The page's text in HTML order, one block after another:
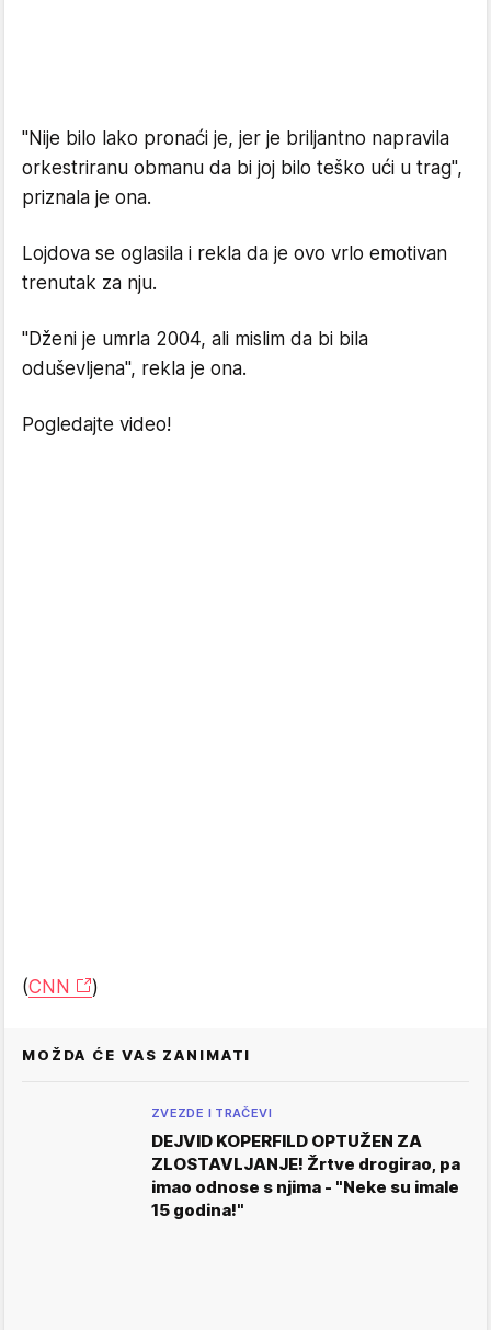
"Nije bilo lako pronaći je, jer je briljantno napravila
orkestriranu obmanu da bi joj bilo teško ući u trag",
priznala je ona.
Lojdova se oglasila i rekla da je ovo vrlo emotivan
trenutak za nju.
"Dženi je umrla 2004, ali mislim da bi bila
oduševljena", rekla je ona.
Pogledajte video!
(CNN )
MOŽDA ĆE VAS ZANIMATI
ZVEZDE I TRAČEVI
DEJVID KOPERFILD OPTUŽEN ZA
ZLOSTAVLJANJE! Žrtve drogirao, pa
imao odnose s njima - "Neke su imale
15 godina!"